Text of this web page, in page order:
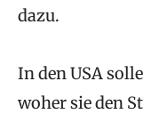
dazu.
In den USA
woher sie den